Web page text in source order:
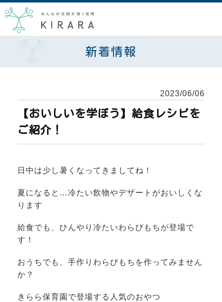
新着情報
2023/06/06
【おいしいを学ぼう】給食レシピを
ご紹介！
日中は少し暑くなってきましてね！
夏になると…冷たい飲物やデザートがおいしくな
ります
給食でも、ひんやり冷たいわらびもちが登場で
す！
おうちでも、手作りわらびもちを作ってみません
か？
きらら保育園で登場する人気のおやつ